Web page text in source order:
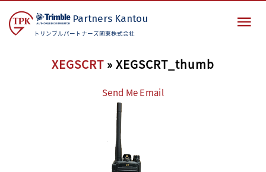
Partners Kantou
トリンブルパートナーズ関東株式会社
XEGSCRT » XEGSCRT_thumb
Send Me Email